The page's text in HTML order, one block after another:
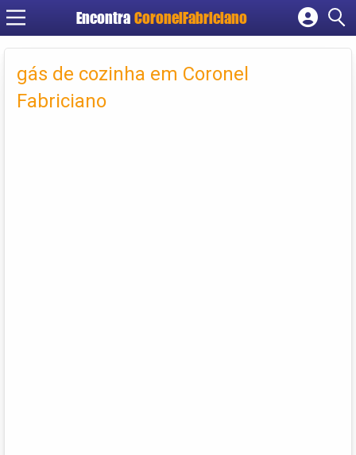
Encontra CoronelFabriciano
Cadastrar empresa
Criar conta
gás de cozinha em Coronel
Fabriciano